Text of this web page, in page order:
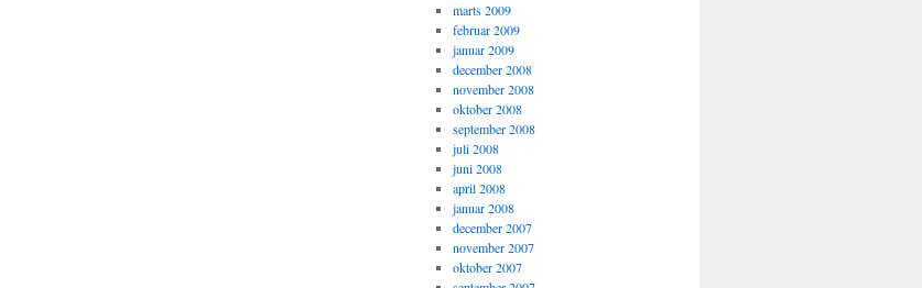
marts 2009
februar 2009
januar 2009
december 2008
november 2008
oktober 2008
september 2008
juli 2008
juni 2008
april 2008
januar 2008
december 2007
november 2007
oktober 2007